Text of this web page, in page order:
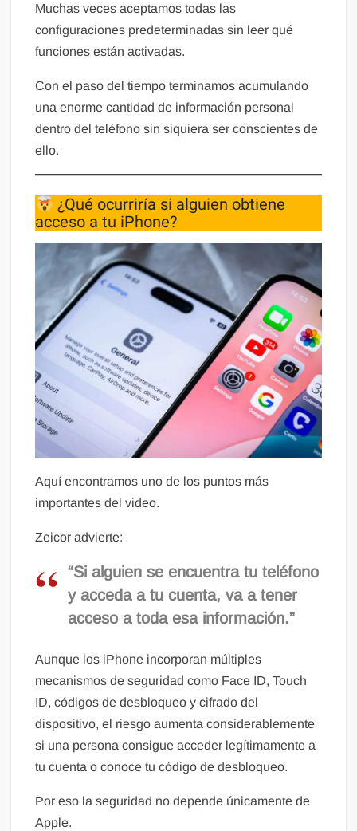
Muchas veces aceptamos todas las
configuraciones predeterminadas sin leer qué
funciones están activadas.
Con el paso del tiempo terminamos acumulando
una enorme cantidad de información personal
dentro del teléfono sin siquiera ser conscientes de
ello.
¿Qué ocurriría si alguien obtiene
acceso a tu iPhone?
Aquí encontramos uno de los puntos más
importantes del video.
Zeicor advierte:
“Si alguien se encuentra tu teléfono
y acceda a tu cuenta, va a tener
acceso a toda esa información.”
Aunque los iPhone incorporan múltiples
mecanismos de seguridad como Face ID, Touch
ID, códigos de desbloqueo y cifrado del
dispositivo, el riesgo aumenta considerablemente
si una persona consigue acceder legítimamente a
tu cuenta o conoce tu código de desbloqueo.
Por eso la seguridad no depende únicamente de
Apple.